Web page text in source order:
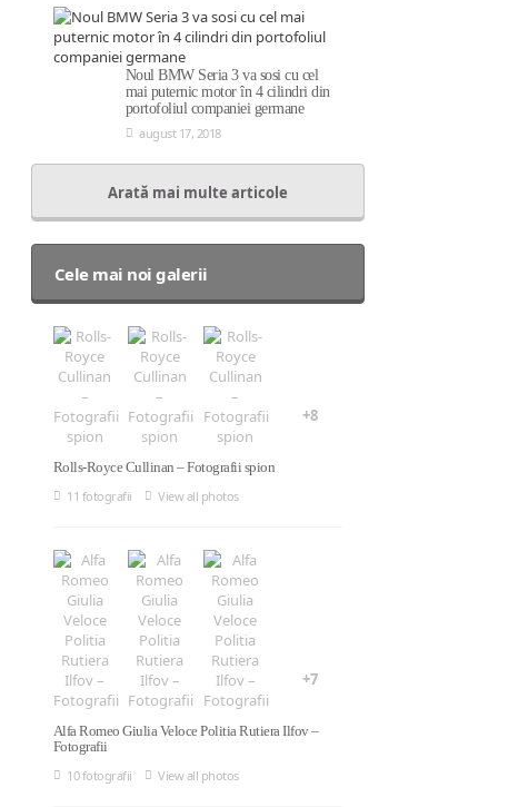
Noul BMW Seria 3 va sosi cu cel
mai puternic motor în 4 cilindri din
portofoliul companiei germane
august 17, 2018
Arată mai multe articole
Cele mai noi galerii
+8
Rolls-Royce Cullinan – Fotografii spion
11 fotografii
View all photos
+7
Alfa Romeo Giulia Veloce Politia Rutiera Ilfov –
Fotografii
10 fotografii
View all photos